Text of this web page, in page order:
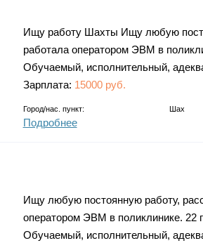
Ищу работу Шахты Ищу любую
работала оператором ЭВМ в
Обучаемый, исполнительный,
Зарплата: 15000 руб.
Город/нас. пункт: Шах
Подробнее
Ищу любую постоянную работу,
оператором ЭВМ в поликлинике. 22
Обучаемый, исполнительный,